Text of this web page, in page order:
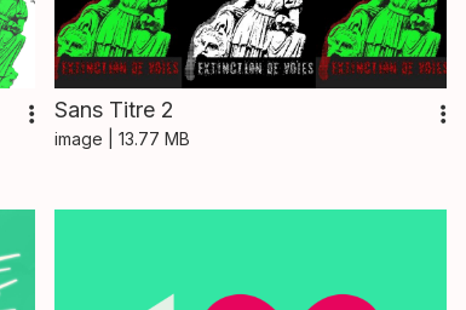
Sans Titre 2
image | 13.77 MB